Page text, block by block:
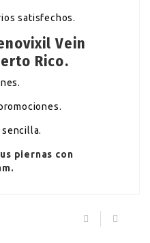
satisfechos.
Vein
Rico.
sencilla.
piernas con
.